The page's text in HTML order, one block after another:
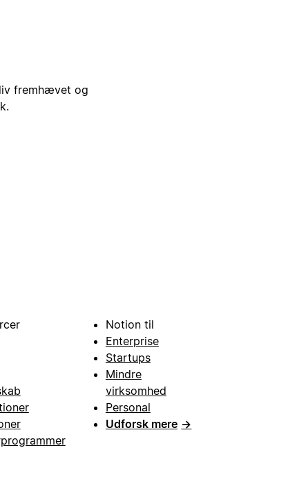
fremhævet og
Notion til
Enterprise
Startups
Mindre
virksomhed
Personal
Udforsk mere →